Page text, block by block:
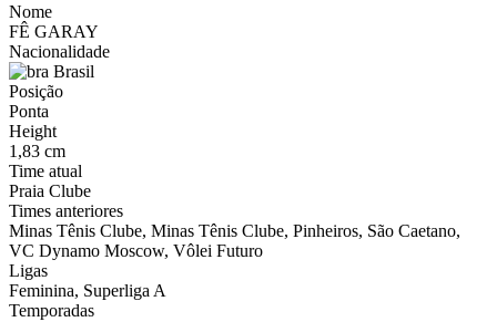
Nome
FÊ GARAY
Nacionalidade
Brasil
Posição
Ponta
Height
1,83 cm
Time atual
Praia Clube
Times anteriores
Minas Tênis Clube, Minas Tênis Clube, Pinheiros, São Caetano,
VC Dynamo Moscow, Vôlei Futuro
Ligas
Feminina, Superliga A
Temporadas